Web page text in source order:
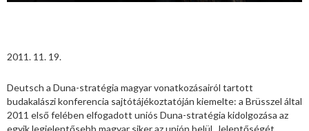
2011. 11. 19.
Deutsch a Duna-stratégia magyar vonatkozásairól tartott
budakalászi konferencia sajtótájékoztatóján kiemelte: a Brüsszel által
2011 első felében elfogadott uniós Duna-stratégia kidolgozása az
egyik legjelentősebb magyar siker az unión belül. Jelentőségét